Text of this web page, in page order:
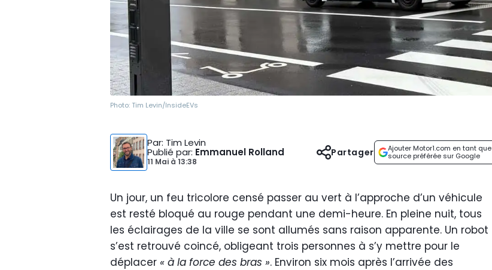
Photo: Tim Levin/InsideEVs
Par: Tim Levin
Publié par: Emmanuel Rolland
11 Mai à 13:38
Ajouter Motor1.com en tant que
source préférée sur Google
Partager
Un jour, un feu tricolore censé passer au vert à l’approche d’un véhicule
est resté bloqué au rouge pendant une demi-heure. En pleine nuit, tous
les éclairages de la ville se sont allumés sans raison apparente. Un robot
s’est retrouvé coincé, obligeant trois personnes à s’y mettre pour le
déplacer « à la force des bras ». Environ six mois après l’arrivée des